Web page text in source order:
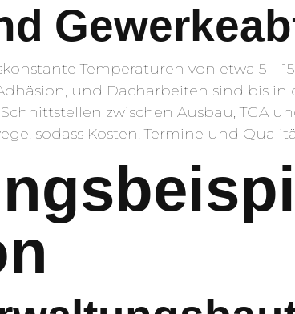
Temperaturen von etwa 5 –
und Dacharbeiten sind bis in
zwischen Ausbau, TGA
sodass Kosten, Termine und